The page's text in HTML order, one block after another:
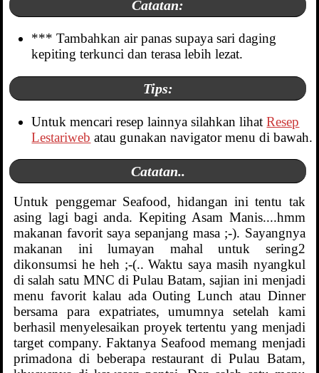
Catatan:
*** Tambahkan air panas supaya sari daging
kepiting terkunci dan terasa lebih lezat.
Tips:
Untuk mencari resep lainnya silahkan lihatResep
Lestariweb atau gunakan navigator menu di bawah.
Catatan..
Untuk penggemar Seafood, hidangan ini tentu tak
asing lagi bagi anda. Kepiting Asam Manis....hmm
makanan favorit saya sepanjang masa ;-). Sayangnya
makanan ini lumayan mahal untuk sering2
dikonsumsi he heh ;-(.. Waktu saya masih nyangkul
di salah satu MNC di Pulau Batam, sajian ini menjadi
menu favorit kalau ada Outing Lunch atau Dinner
bersama para expatriates, umumnya setelah kami
berhasil menyelesaikan proyek tertentu yang menjadi
target company. Faktanya Seafood memang menjadi
primadona di beberapa restaurant di Pulau Batam,